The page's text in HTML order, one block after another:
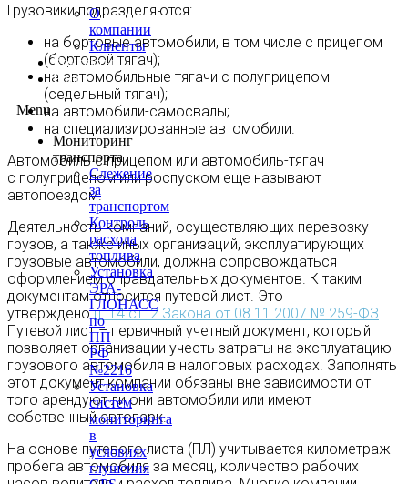
О
компании
Клиенты
Контакты
Блог
Menu
Мониторинг
транспорта
Слежение
за
транспортом
Контроль
расхода
топлива
Установка
ЭРА-
ГЛОНАСС
по
ПП
РФ
№2216
Установка
систем
мониторинга
в
условиях
глушения
Грузовики подразделяются:
на бортовые автомобили, в том числе с прицепом
(бортовой тягач);
на автомобильные тягачи с полуприцепом
(седельный тягач);
на автомобили-самосвалы;
на специализированные автомобили.
Автомобиль с прицепом или автомобиль-тягач
с полуприцепом или роспуском еще называют
автопоездом.
Деятельность компаний, осуществляющих перевозку
грузов, а также иных организаций, эксплуатирующих
грузовые автомобили, должна сопровождаться
оформлением оправдательных документов. К таким
документам относится путевой лист. Это
утвержденоп. 14 ст. 2 Закона от 08.11.2007 № 259-ФЗ.
Путевой лист – первичный учетный документ, который
позволяет организации учесть затраты на эксплуатацию
грузового автомобиля в налоговых расходах. Заполнять
этот документ компании обязаны вне зависимости от
того арендуют ли они автомобили или имеют
собственный автопарк.
На основе путевого листа (ПЛ) учитывается километраж
пробега автомобиля за месяц, количество рабочих